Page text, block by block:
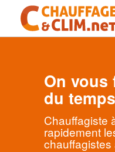
On vous
du
Chauffagiste
rapidement